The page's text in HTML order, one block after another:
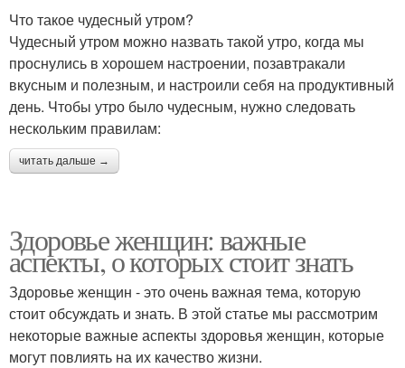
Что такое чудесный утром?
Чудесный утром можно назвать такой утро, когда мы
проснулись в хорошем настроении, позавтракали
вкусным и полезным, и настроили себя на продуктивный
день. Чтобы утро было чудесным, нужно следовать
нескольким правилам:
читать дальше →
Здоровье женщин: важные
аспекты, о которых стоит знать
Здоровье женщин - это очень важная тема, которую
стоит обсуждать и знать. В этой статье мы рассмотрим
некоторые важные аспекты здоровья женщин, которые
могут повлиять на их качество жизни.